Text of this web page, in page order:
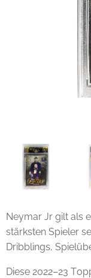
Neymar Jr gilt als
stärksten Spieler
Dribblings,
Diese 2022–23